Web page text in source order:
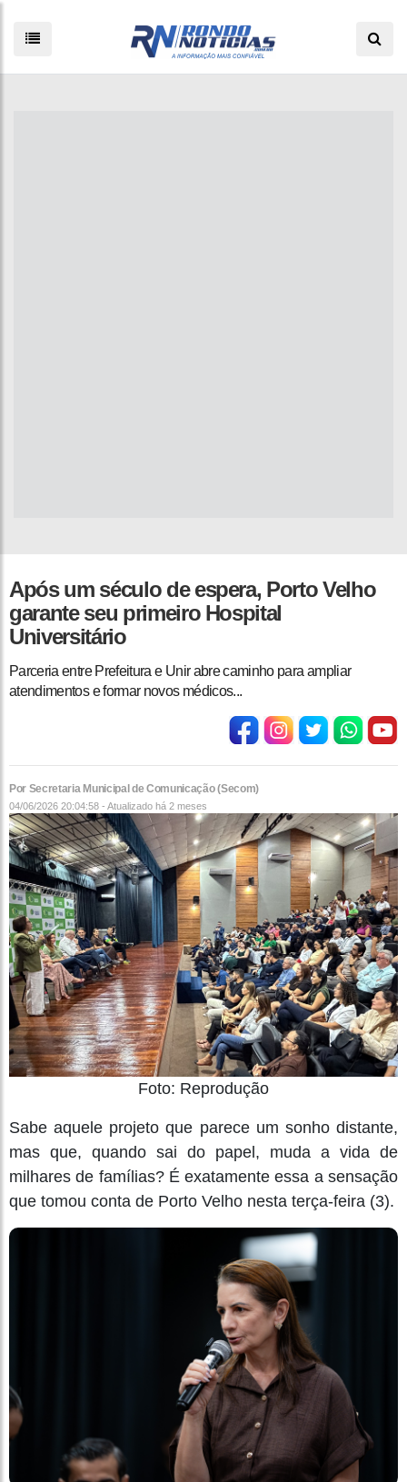
Após um século de espera, Porto Velho
garante seu primeiro Hospital
Universitário
Parceria entre Prefeitura e Unir abre caminho para ampliar
atendimentos e formar novos médicos...
Por Secretaria Municipal de Comunicação (Secom)
04/06/2026 20:04:58 - Atualizado há 2 meses
Foto: Reprodução
Sabe aquele projeto que parece um sonho distante,
mas que, quando sai do papel, muda a vida de
milhares de famílias? É exatamente essa a sensação
que tomou conta de Porto Velho nesta terça-feira (3).